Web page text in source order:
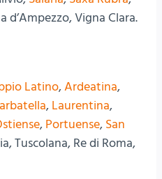
Vigna Clara.
Latino,Ardeatina,
, Laurentina,
, Portuense, San
Tuscolana, Re di Roma,